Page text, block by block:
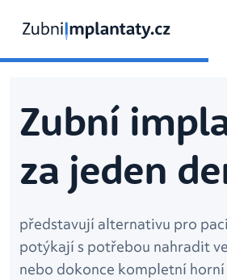
Zubní
za jeden
představují alternativu pro
potýkají s potřebou nahradit
nebo dokonce kompletní